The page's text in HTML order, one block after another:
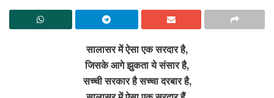
सालासर में ऐसा एक सरदार है,
जिसके आगे झुकता ये संसार है,
सच्ची सरकार है सच्चा दरबार है,